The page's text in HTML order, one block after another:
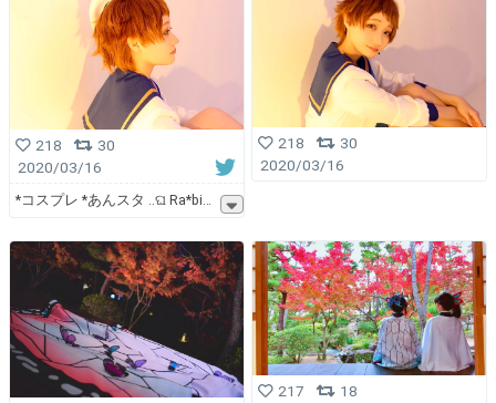
218
30
2020/03/16
*コスプレ *あんスタ ..ଘ Ra*bi
218
30
2020/03/16
217
18